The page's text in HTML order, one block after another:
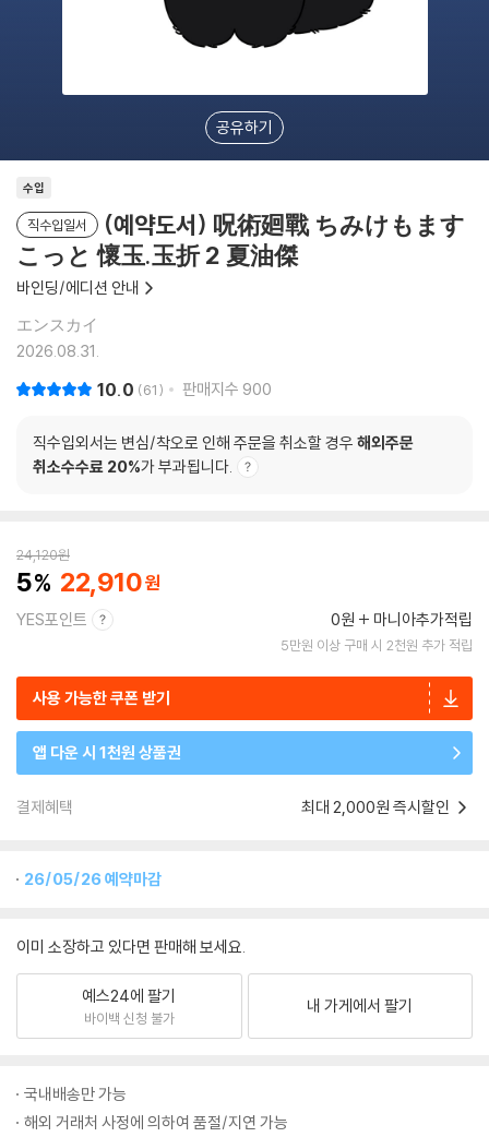
공유하기
수입
직수입일서
(예약도서) 呪術廻戰 ちみけもます
こっと 懷玉.玉折 2 夏油傑
바인딩/에디션 안내
エンスカイ
2026.08.31.
10.0 61 판매지수 900
직수입외서는 변심/착오로 인해 주문을 취소할 경우 해외주문
취소수수료 20%가 부과됩니다.
24,120원
5 22,910
YES포인트 0원 마니아추가적립
5만원 이상 구매 시 2천원 추가 적립
사용 가능한 쿠폰 받기
앱 다운 시 1천원 상품권
결제혜택 최대 2,000원 즉시할인
26/05/26 예약마감
이미 소장하고 있다면 판매해 보세요.
예스24에 팔기
바이백 신청 불가
내 가게에서 팔기
국내배송만 가능
해외 거래처 사정에 의하여 품절/지연 가능